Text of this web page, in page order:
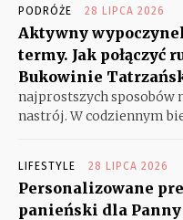
PODRÓŻE 28 LIPCA 2026
Aktywny
termy. Jak połączyć
Bukowinie
najprostszych sposobów
nastrój. W codziennym
LIFESTYLE 28 LIPCA 2026
Personalizowane
panieński dla Panny